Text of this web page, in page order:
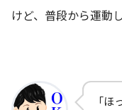
けど、普段から運動
「ほ